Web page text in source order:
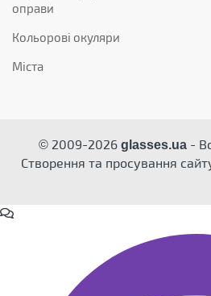
оправи
Кольорові окуляри
Міста
© 2009-2026 glasses.ua -
Створення та просування